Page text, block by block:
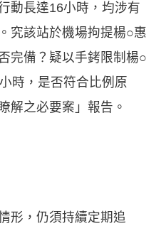
動長達16小時，均涉有
究該站於機場拘提楊○惠
完備？疑以手銬限制楊○
時，是否符合比例原
解之必要案」報告。
形，仍須持續定期追